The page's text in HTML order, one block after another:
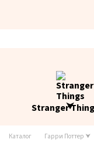
Stranger
Каталог Гарри Поттер ⮟